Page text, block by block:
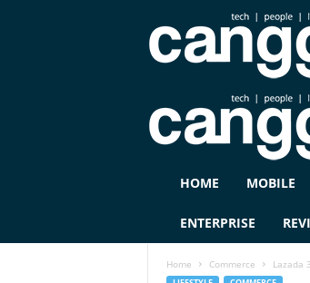
G
HOME MOBILE
ENTERPRISE
Home Commerce Lazada